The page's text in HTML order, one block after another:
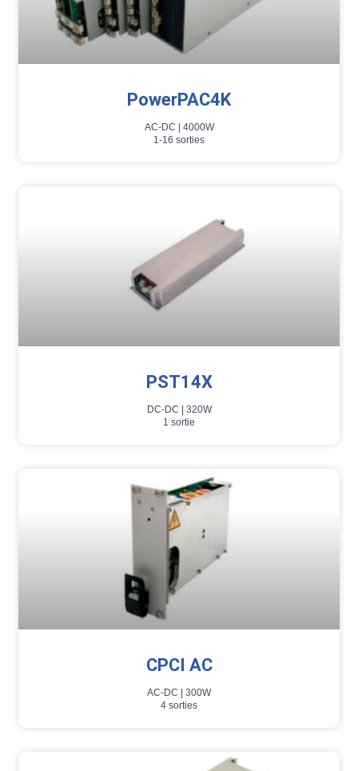
PowerPAC4K
AC-DC | 4000W
1-16 sorties
PST14X
DC-DC | 320W
1 sortie
CPCI AC
AC-DC | 300W
4 sorties